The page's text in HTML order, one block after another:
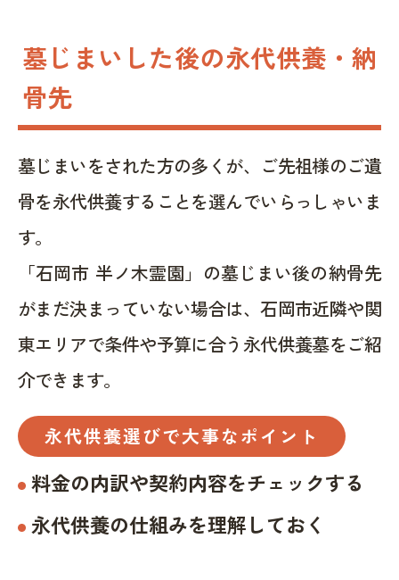
墓じまいした後の永代供養・納
骨先
墓じまいをされた方の多くが、ご先祖様のご遺
骨を永代供養することを選んでいらっしゃいま
す。
「石岡市 半ノ木霊園」の墓じまい後の納骨先
がまだ決まっていない場合は、石岡市近隣や関
東エリアで条件や予算に合う永代供養墓をご紹
介できます。
永代供養選びで大事なポイント
料金の内訳や契約内容をチェックする
永代供養の仕組みを理解しておく